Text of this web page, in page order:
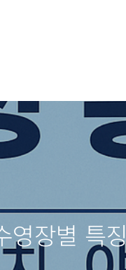
영장별 특징